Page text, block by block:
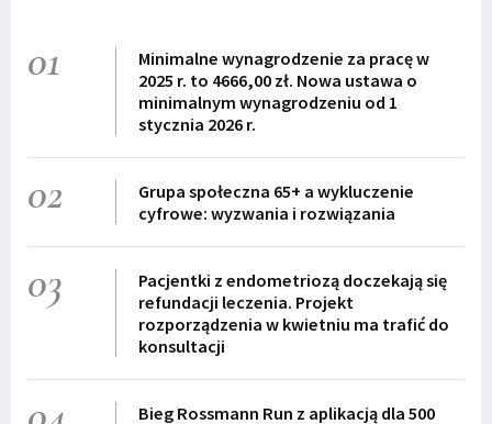
01
Minimalne wynagrodzenie za pracę w
2025 r. to 4666,00 zł. Nowa ustawa o
minimalnym wynagrodzeniu od 1
stycznia 2026 r.
02
Grupa społeczna 65+ a wykluczenie
cyfrowe: wyzwania i rozwiązania
03
Pacjentki z endometriozą doczekają się
refundacji leczenia. Projekt
rozporządzenia w kwietniu ma trafić do
konsultacji
Bieg Rossmann Run z aplikacją dla 500